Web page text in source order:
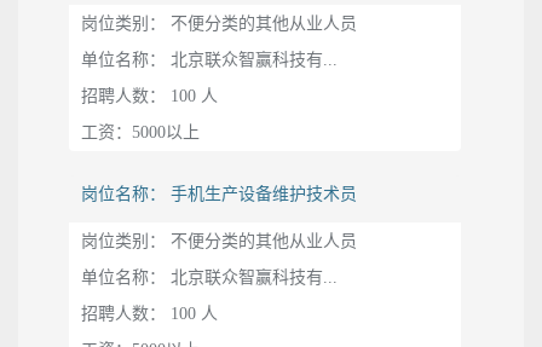
岗位类别： 不便分类的其他从业人员
单位名称： 北京联众智赢科技有...
招聘人数： 100 人
工资：5000以上
岗位名称： 手机生产设备维护技术员
岗位类别： 不便分类的其他从业人员
单位名称： 北京联众智赢科技有...
招聘人数： 100 人